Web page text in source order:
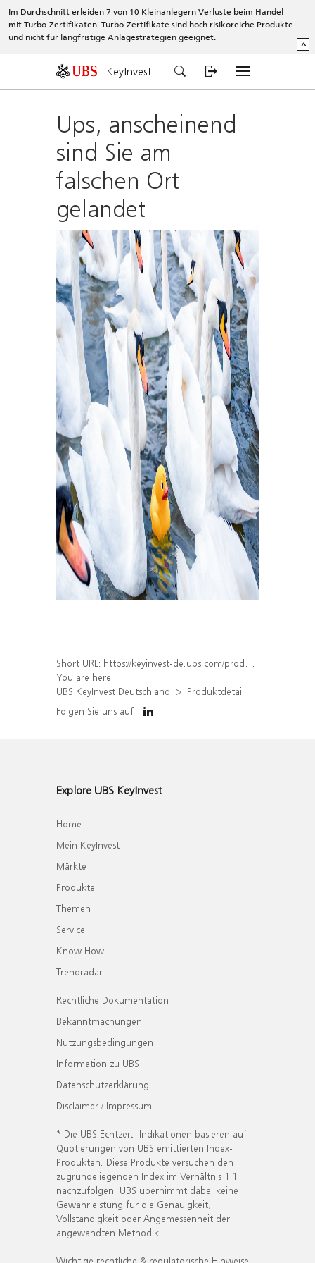
Im Durchschnitt erleiden 7 von 10 Kleinanlegern Verluste beim Handel
mit Turbo-Zertifikaten. Turbo-Zertifikate sind hoch risikoreiche Produkte
und nicht für langfristige Anlagestrategien geeignet.
^
KeyInvest
Ups, anscheinend
sind Sie am
falschen Ort
gelandet
Short URL: https://keyinvest-de.ubs.com/produkt/detail/index/isin/DE000WA6AAQ4
You are here:
UBS KeyInvest Deutschland
Produktdetail
Folgen Sie uns auf
Explore UBS KeyInvest
Home
Mein KeyInvest
Märkte
Produkte
Themen
Service
Know How
Trendradar
Rechtliche Dokumentation
Bekanntmachungen
Nutzungsbedingungen
Information zu UBS
Datenschutzerklärung
Disclaimer / Impressum
* Die UBS Echtzeit- Indikationen basieren auf
Quotierungen von UBS emittierten Index-
Produkten. Diese Produkte versuchen den
zugrundeliegenden Index im Verhältnis 1:1
nachzufolgen. UBS übernimmt dabei keine
Gewährleistung für die Genauigkeit,
Vollständigkeit oder Angemessenheit der
angewandten Methodik.